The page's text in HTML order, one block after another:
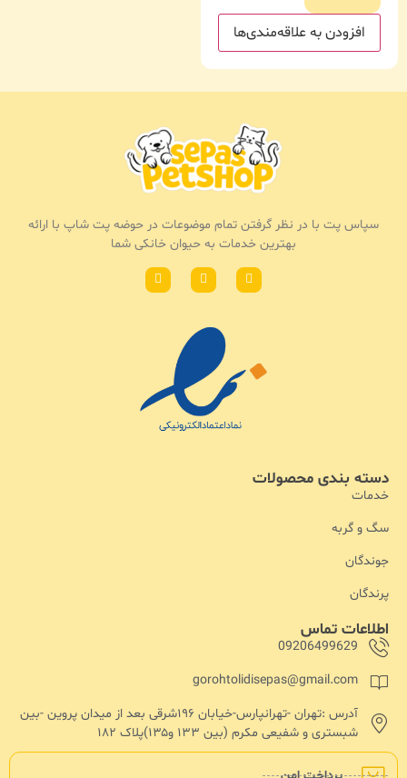
افزودن به علاقه‌مندی‌ها
اطلاعات تماس
09206499629
gorohtolidisepas@gmail.com
آدرس :تهران -تهرانپارس-خیابان ۱۹۶شرقی بعد از میدان پروین -بین
شبستری و شفیعی مکرم (بین ۱۳۳ و۱۳۵)پلاک ۱۸۲
دسته بندی محصولات
خدمات
سگ و گربه
جوندگان
پرندگان
سپاس پت با در نظر گرفتن تمام موضوعات در حوضه پت شاپ با ارائه
بهترین خدمات به حیوان خانکی شما